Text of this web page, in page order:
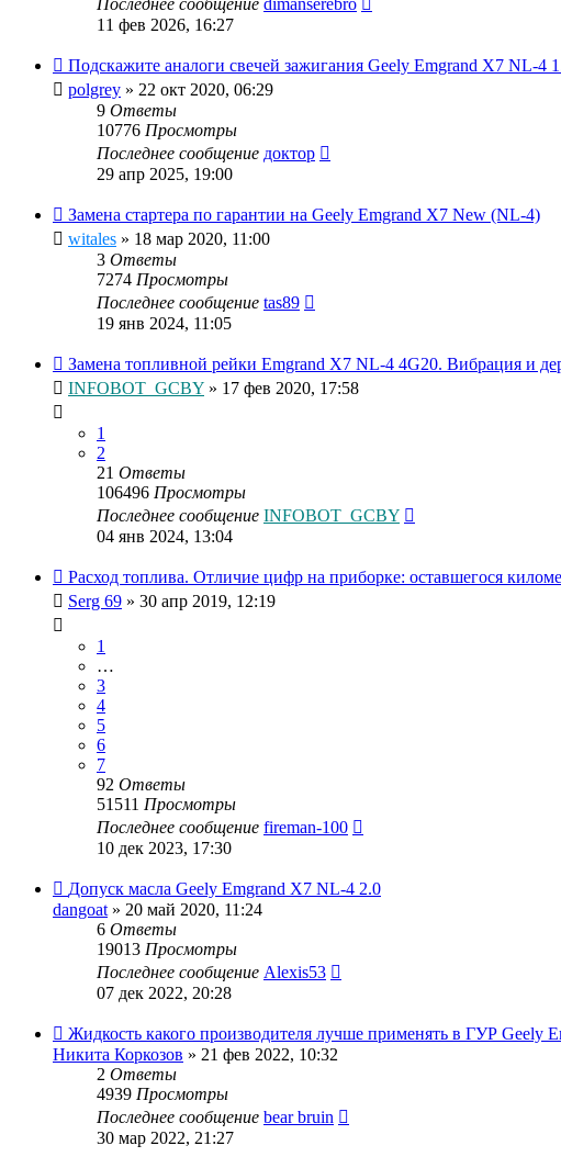
Последнее сообщение dimanserebro
11 фев 2026, 16:27
Подскажите аналоги свечей зажигания Geely Emgrand X7 NL-4
polgrey » 22 окт 2020, 06:29
9 Ответы
10776 Просмотры
Последнее сообщение доктор
29 апр 2025, 19:00
Замена стартера по гарантии на Geely Emgrand X7 New (NL-4)
witales » 18 мар 2020, 11:00
3 Ответы
7274 Просмотры
Последнее сообщение tas89
19 янв 2024, 11:05
Замена топливной рейки Emgrand X7 NL-4 4G20. Вибрация и
INFOBOT_GCBY » 17 фев 2020, 17:58
1
2
21 Ответы
106496 Просмотры
Последнее сообщение INFOBOT_GCBY
04 янв 2024, 13:04
Расход топлива. Отличие цифр на приборке: оставшегося
Serg 69 » 30 апр 2019, 12:19
1
…
3
4
5
6
7
92 Ответы
51511 Просмотры
Последнее сообщение fireman-100
10 дек 2023, 17:30
Допуск масла Geely Emgrand X7 NL-4 2.0
dangoat» 20 май 2020, 11:24
6 Ответы
19013 Просмотры
Последнее сообщение Alexis53
07 дек 2022, 20:28
Жидкость какого производителя лучше применять в ГУР Geely
Никита Коркозов » 21 фев 2022, 10:32
2 Ответы
4939 Просмотры
Последнее сообщение bear bruin
30 мар 2022, 21:27